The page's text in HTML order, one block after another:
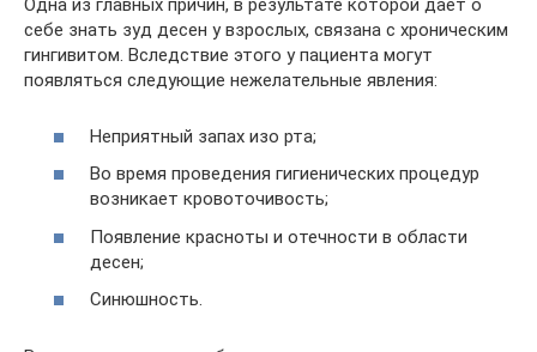
Одна из главных причин, в результате которой дает о
себе знать зуд десен у взрослых, связана с хроническим
гингивитом. Вследствие этого у пациента могут
появляться следующие нежелательные явления:
Неприятный запах изо рта;
Во время проведения гигиенических процедур
возникает кровоточивость;
Появление красноты и отечности в области
десен;
Синюшность.